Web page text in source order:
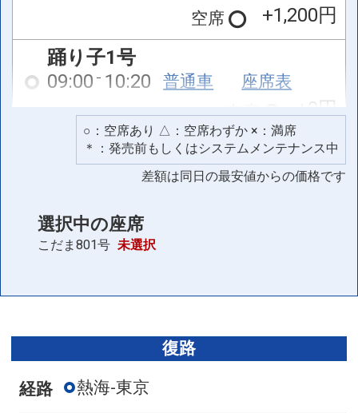
空席
+1,200円
踊り子1号
09:00 10:20 普通車
座席表
空席
+0円
踊り子1号
10:20 普通車
座席表
踊り子57号
空席
+0円
踊り子5号
10:00 11:20 普通車
座席表
○：空席あり △：空席わずか ×：満席
＊：発売前もしくはシステムメンテナンス中
差額は同日の最安値からの価格です
選択中の座席
こだま801号 未選択
復路
経路 熱海-東京